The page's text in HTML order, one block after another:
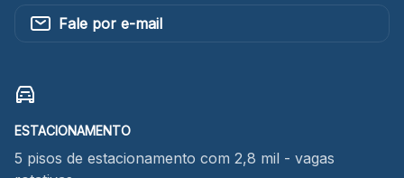
Fale por e-mail
ESTACIONAMENTO
5 pisos de estacionamento com 2,8 mil - vagas